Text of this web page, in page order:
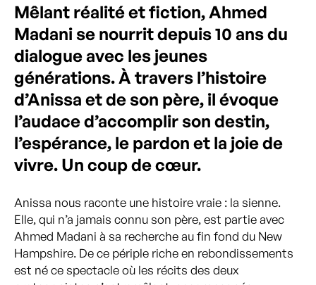
Mêlant réalité et fiction, Ahmed
Madani se nourrit depuis 10 ans du
dialogue avec les jeunes
générations. À travers l’histoire
d’Anissa et de son père, il évoque
l’audace d’accomplir son destin,
l’espérance, le pardon et la joie de
vivre. Un coup de cœur.
Anissa nous raconte une histoire vraie : la sienne.
Elle, qui n’a jamais connu son père, est partie avec
Ahmed Madani à sa recherche au fin fond du New
Hampshire. De ce périple riche en rebondissements
est né ce spectacle où les récits des deux